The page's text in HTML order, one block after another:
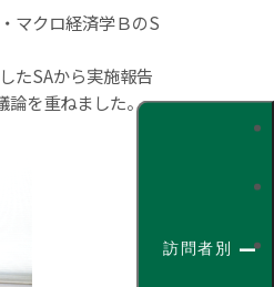
訪問者別
マクロ経済学ＢのS
たSAから実施報告
論を重ねました。